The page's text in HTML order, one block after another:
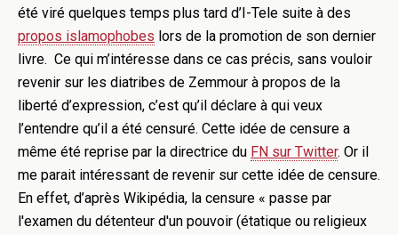
été viré quelques temps plus tard d’I-Tele suite à des
propos islamophobes lors de la promotion de son dernier
livre. Ce qui m’intéresse dans ce cas précis, sans vouloir
revenir sur les diatribes de Zemmour à propos de la
liberté d’expression, c’est qu’il déclare à qui veux
l’entendre qu’il a été censuré. Cette idée de censure a
même été reprise par la directrice du FN sur Twitter. Or il
me parait intéressant de revenir sur cette idée de censure.
En effet, d’après Wikipédia, la censure « passe par
l'examen du détenteur d'un pouvoir (étatique ou religieux